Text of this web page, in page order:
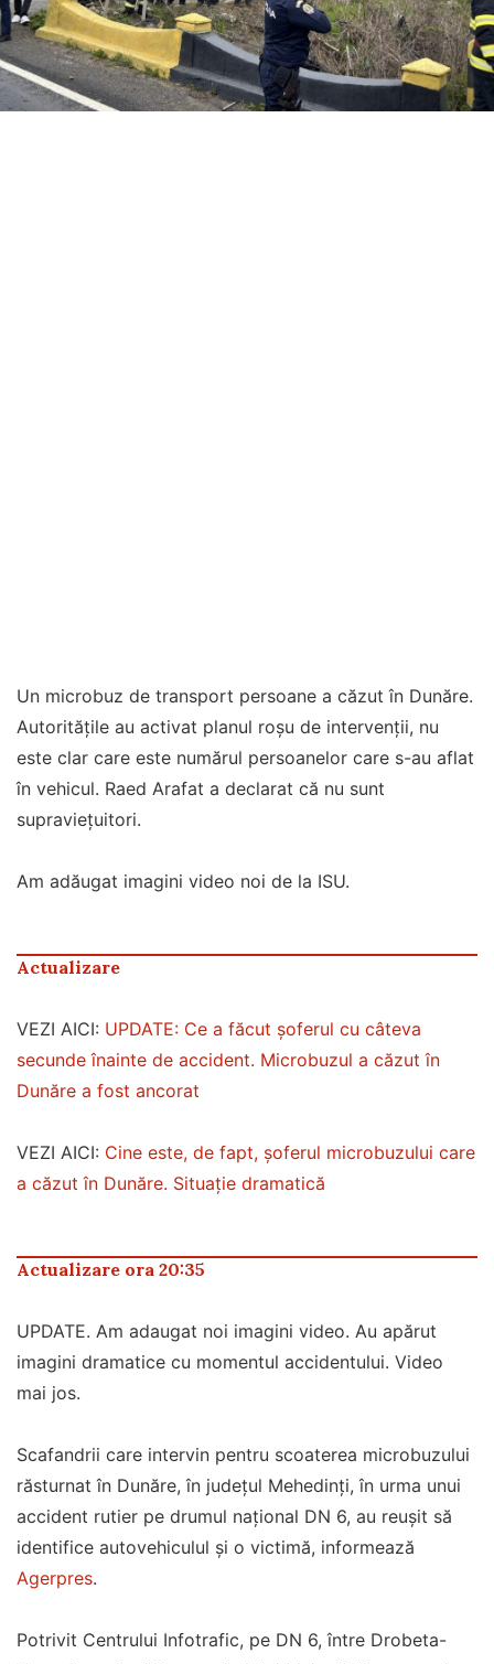
Un microbuz de transport persoane a căzut în Dunăre.
Autoritățile au activat planul roșu de intervenții, nu
este clar care este numărul persoanelor care s-au aflat
în vehicul. Raed Arafat a declarat că nu sunt
supraviețuitori.
Am adăugat imagini video noi de la ISU.
Actualizare
VEZI AICI: UPDATE: Ce a făcut șoferul cu câteva
secunde înainte de accident. Microbuzul a căzut în
Dunăre a fost ancorat
VEZI AICI: Cine este, de fapt, șoferul microbuzului care
a căzut în Dunăre. Situație dramatică
Actualizare ora 20:35
UPDATE. Am adaugat noi imagini video. Au apărut
imagini dramatice cu momentul accidentului. Video
mai jos.
Scafandrii care intervin pentru scoaterea microbuzului
răsturnat în Dunăre, în județul Mehedinți, în urma unui
accident rutier pe drumul național DN 6, au reușit să
identifice autovehiculul și o victimă, informează
Agerpres.
Potrivit Centrului Infotrafic, pe DN 6, între Drobeta-